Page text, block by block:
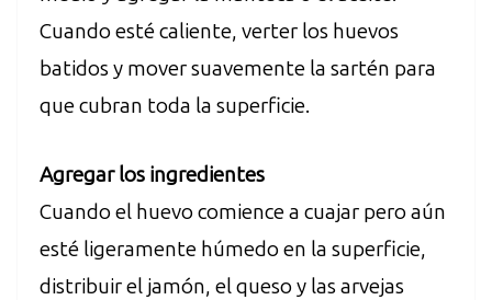
Cuando esté caliente, verter los huevos
batidos y mover suavemente la sartén para
que cubran toda la superficie.
Agregar los ingredientes
Cuando el huevo comience a cuajar pero aún
esté ligeramente húmedo en la superficie,
distribuir el jamón, el queso y las arvejas